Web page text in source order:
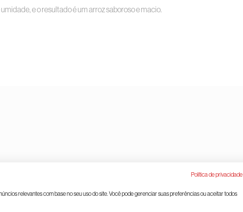
e o resultado é um arroz saboroso e macio.
Política de privacidade
relevantes com base no seu uso do site. Você pode gerenciar suas preferências ou aceitar todos